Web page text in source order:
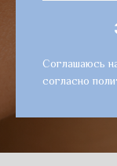
Соглашаюсь
согласно